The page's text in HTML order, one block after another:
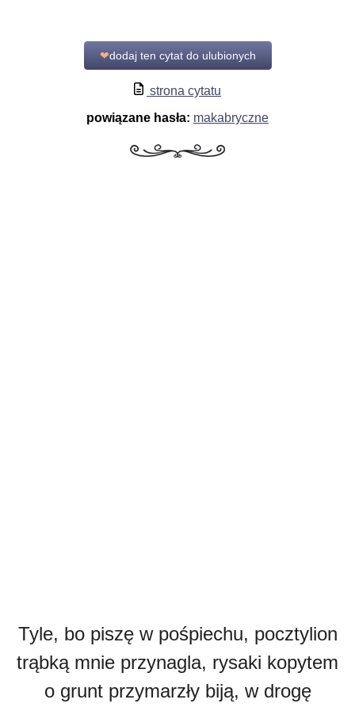
❤dodaj ten cytat do ulubionych
strona cytatu
powiązane hasła: makabryczne
Tyle, bo piszę w pośpiechu, pocztylion
trąbką mnie przynagla, rysaki kopytem
o grunt przymarzły biją, w drogę